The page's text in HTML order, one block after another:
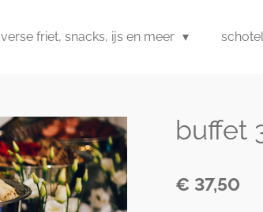
verse friet, snacks, ijs en meer
buffet
€ 37,50